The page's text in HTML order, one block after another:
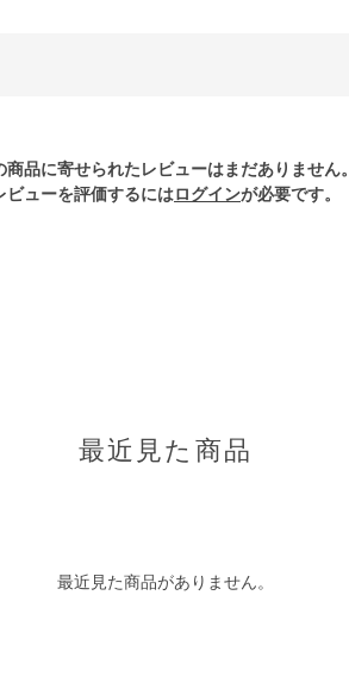
商品に寄せられたレビューはまだありません。
ビューを評価するにはログインが必要です。
最近見た商品
最近見た商品がありません。